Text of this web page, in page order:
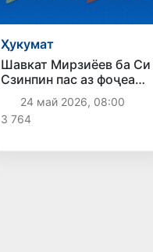
Ҳукумат
Шавкат Мирзиёев ба Си
Сзинпин пас аз фоҷеа
дар кони ангишти Чин
изҳори ҳамдардӣ кард
24 май 2026, 08:00
3 764